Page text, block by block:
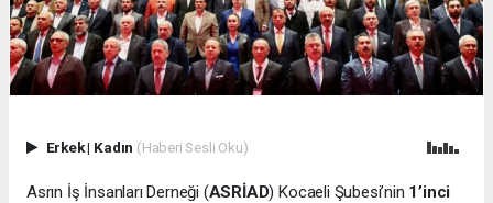
Erkek| Kadın (Haberi Sesli Oku)
Asrın İş İnsanları Derneği (ASRİAD) Kocaeli Şubesi’nin 1’inci